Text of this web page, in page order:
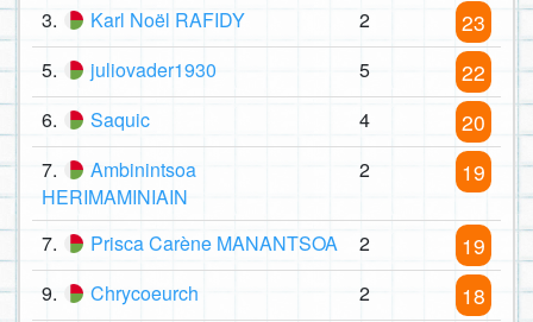
3. Karl Noël RAFIDY 2 23
5. juliovader1930 5 22
6. Saquic 4 20
7.
Ambinintsoa
HERIMAMINIAIN
2 19
7. Prisca Carène MANANTSOA 2 19
9. Chrycoeurch 2 18